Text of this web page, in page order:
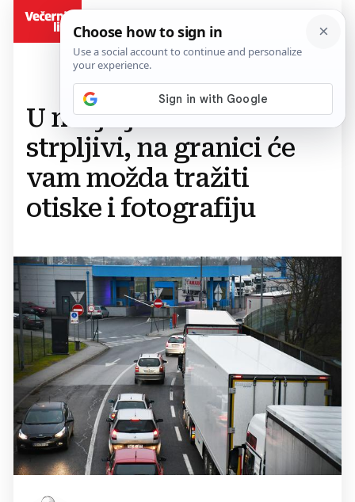
U nedjelju budite
strpljivi, na granici će
vam možda tražiti
otiske i fotografiju